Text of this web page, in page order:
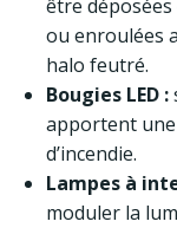
être
ou enroulées
halo feutré.
Bougies LED :
apportent
d’incendie.
Lampes à
moduler la